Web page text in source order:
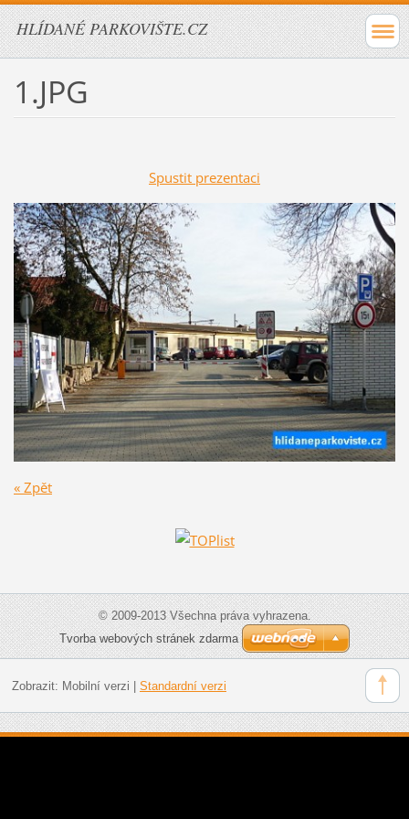
HLÍDANÉ PARKOVIŠTE.CZ
1.JPG
Spustit prezentaci
« Zpět
© 2009-2013 Všechna práva vyhrazena.
Tvorba webových stránek zdarma
Zobrazit: Mobilní verzi Standardní verzi